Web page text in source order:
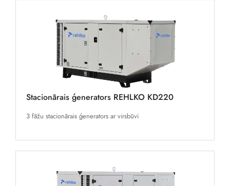
Stacionārais ģenerators REHLKO KD220
3 fāžu stacionārais ģenerators ar virsbūvi